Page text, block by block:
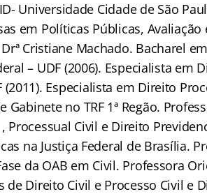
Universidade Cidade de São
em Políticas Públicas,
Cristiane Machado. Bacharel
– UDF (2006). Especialista em
(2011). Especialista em Direito
Gabinete no TRF 1ª Regão.
Processual Civil e Direito
na Justiça Federal de Brasília.
da OAB em Civil. Professora
de Direito Civil e Processo Civil e